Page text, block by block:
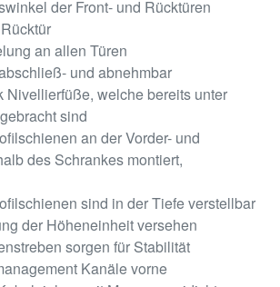
der Front- und Rücktüren
an allen Türen
und abnehmbar
Nivellierfüße, welche bereits unter
sind
an der Vorder- und
des Schrankes montiert,
sind in der Tiefe verstellbar
der Höheneinheit versehen
sorgen für Stabilität
Kanäle vorne